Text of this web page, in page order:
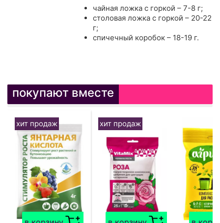
чайная ложка с горкой – 7-8 г;
столовая ложка с горкой – 20-22
г;
спичечный коробок – 18-19 г.
покупают вместе
хит продаж хит продаж